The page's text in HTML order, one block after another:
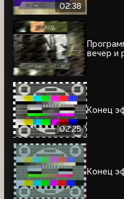
02:38
вечер и
02:25
Конец
Конец